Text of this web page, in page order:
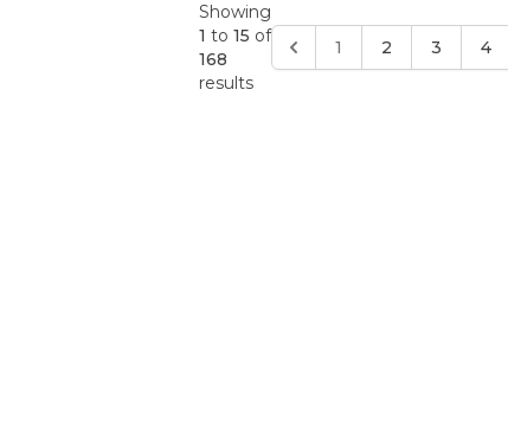
Showing
1 to 15 of
168
results
1 2 3 4